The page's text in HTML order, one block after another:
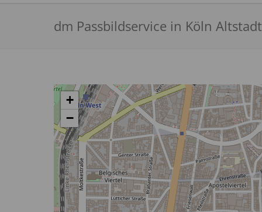
dm Passbildservice in Köln
+
−